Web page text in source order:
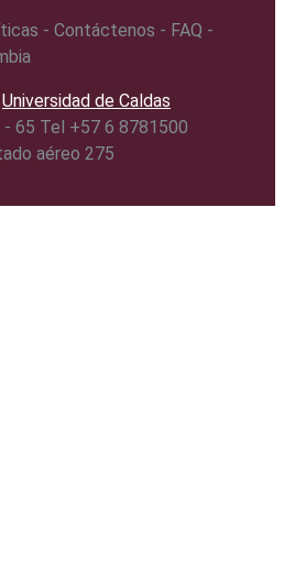
- Contáctenos - FAQ -
Universidad de Caldas
- 65 Tel +57 6 8781500
aéreo 275